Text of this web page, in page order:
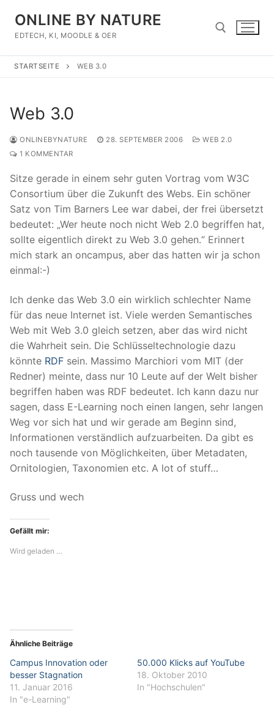
Inhalt
springen
ONLINE BY NATURE
EDTECH, KI, MOODLE & OER
STARTSEITE WEB 3.0
Web 3.0
ONLINEBYNATURE 28. SEPTEMBER 2006
WEB 2.0
1 KOMMENTAR
Sitze gerade in einem sehr guten Vortrag vom W3C
Consortium über die Zukunft des Webs. Ein schöner
Satz von Tim Barners Lee war dabei, der frei übersetzt
bedeutet: „Wer heute noch nicht Web 2.0 begriffen hat,
sollte eigentlich direkt zu Web 3.0 gehen.“ Erinnert
mich stark an oncampus, aber das hatten wir ja schon
einmal:-)
Ich denke das Web 3.0 ein wirklich schlechter Name
für das neue Internet ist. Viele werden Semantisches
Web mit Web 3.0 gleich setzen, aber das wird nicht
die Wahrheit sein. Die Schlüsseltechnologie dazu
könnte RDF sein. Massimo Marchiori vom MIT (der
Redner) meinte, dass nur 10 Leute auf der Welt bisher
begriffen haben was RDF bedeutet. Ich kann dazu nur
sagen, dass E-Learning noch einen langen, sehr langen
Weg vor sich hat und wir gerade am Beginn sind,
Informationen verständlich aufzuarbeiten. Da gibt es
noch tausende von Möglichkeiten, über Metadaten,
Ornitologien, Taxonomien etc. A lot of stuff…
Gruss und wech
Gefällt mir:
Wird geladen …
Ähnliche Beiträge
Campus Innovation oder
besser Stagnation
11. Januar 2016
In "e-Learning"
50.000 Klicks auf YouTube
18. Oktober 2010
In "Hochschulen"